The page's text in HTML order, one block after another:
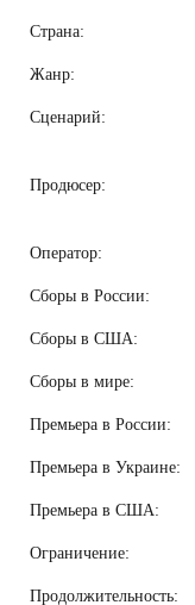
Страна:
Жанр:
Сценарий:
Продюсер:
Оператор:
Сборы в России:
Сборы в США:
Сборы в мире:
Премьера в России:
Премьера в Украине:
Премьера в США:
Ограничение:
Продолжительность: